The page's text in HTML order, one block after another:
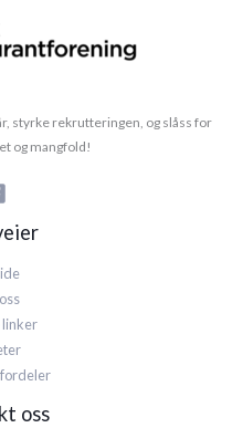
styrke rekrutteringen, og slåss for
og mangfold!
linker
oss